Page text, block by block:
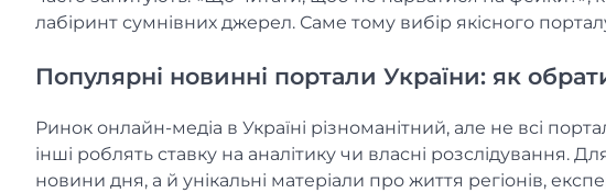
лабіринт сумнівних джерел. Саме тому вибір якісного
Популярні новинні портали України: як
Ринок онлайн-медіа в Україні різноманітний, але не всі
інші роблять ставку на аналітику чи власні розслідування.
новини дня, а й унікальні матеріали про життя регіонів,